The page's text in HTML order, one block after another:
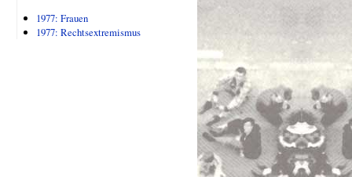
1977: Frauen
1977: Rechtsextremismus